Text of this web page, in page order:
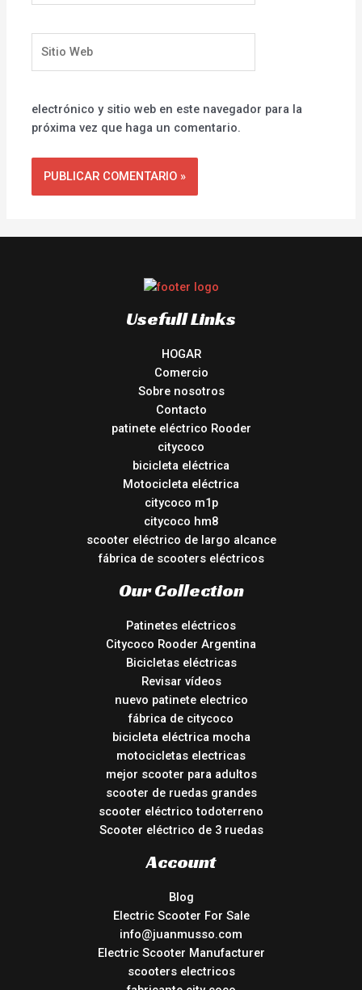
Web
electrónico y sitio web en este navegador para la
próxima vez que haga un comentario.
Usefull Links
HOGAR
Comercio
Sobre nosotros
Contacto
patinete eléctrico Rooder
citycoco
bicicleta eléctrica
Motocicleta eléctrica
citycoco m1p
citycoco hm8
scooter eléctrico de largo alcance
fábrica de scooters eléctricos
Our Collection
Patinetes eléctricos
Citycoco Rooder Argentina
Bicicletas eléctricas
Revisar vídeos
nuevo patinete electrico
fábrica de citycoco
bicicleta eléctrica mocha
motocicletas electricas
mejor scooter para adultos
scooter de ruedas grandes
scooter eléctrico todoterreno
Scooter eléctrico de 3 ruedas
Account
Blog
Electric Scooter For Sale
info@juanmusso.com
Electric Scooter Manufacturer
scooters electricos